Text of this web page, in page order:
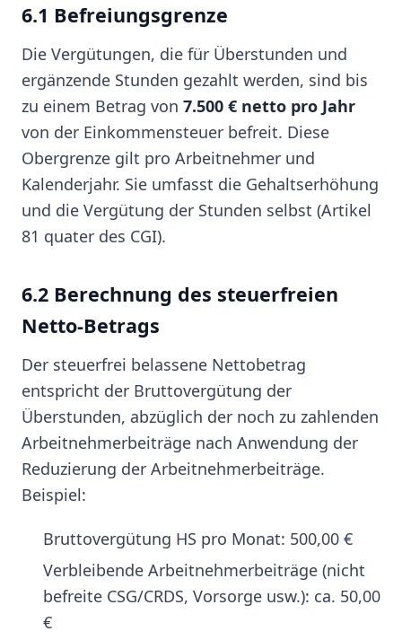
6.1 Befreiungsgrenze
Die Vergütungen, die für Überstunden und
ergänzende Stunden gezahlt werden, sind bis
zu einem Betrag von 7.500 € netto pro Jahr
von der Einkommensteuer befreit. Diese
Obergrenze gilt pro Arbeitnehmer und
Kalenderjahr. Sie umfasst die Gehaltserhöhung
und die Vergütung der Stunden selbst (Artikel
81 quater des CGI).
6.2 Berechnung des steuerfreien
Netto-Betrags
Der steuerfrei belassene Nettobetrag
entspricht der Bruttovergütung der
Überstunden, abzüglich der noch zu zahlenden
Arbeitnehmerbeiträge nach Anwendung der
Reduzierung der Arbeitnehmerbeiträge.
Beispiel:
Bruttovergütung HS pro Monat: 500,00 €
Verbleibende Arbeitnehmerbeiträge (nicht
befreite CSG/CRDS, Vorsorge usw.): ca. 50,00
€